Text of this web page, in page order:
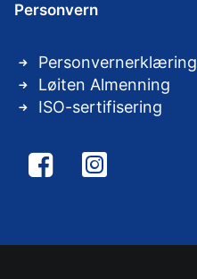
Personvern
Personvernerklæring
Løiten Almenning
ISO-sertifisering